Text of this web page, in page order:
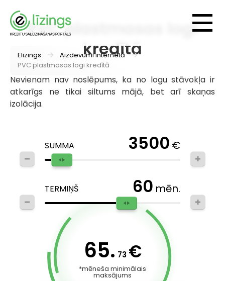
Elizings
Aizdevumi internetā
PVC plastmasas logi kredītā
PVC plastmasas logi
kredītā
Nevienam nav noslēpums, ka no logu stāvokļa ir
atkarīgs ne tikai siltums mājā, bet arī skaņas
izolācija.
SUMMA 3500 €
TERMIŅŠ 60 mēn.
65. 73 €
*mēneša minimālais
maksājums